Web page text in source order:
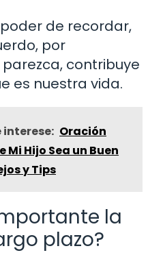
de recordar,
por
contribuye
es nuestra vida.
interese: Oración
Mi Hijo Sea un Buen
y Tips
la
plazo?